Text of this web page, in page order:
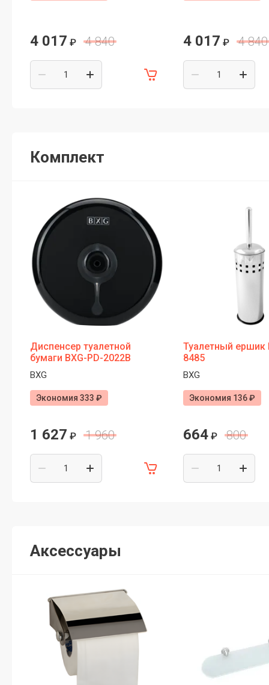
4 017 ₽ 4 840 4 017 ₽ 4 840
Комплект
Диспенсер туалетной
бумаги BXG-PD-2022В
BXG
Экономия 333 ₽
1 627 ₽ 1 960
Туалетный ершик
8485
BXG
Экономия 136 ₽
664 ₽ 800
Аксессуары